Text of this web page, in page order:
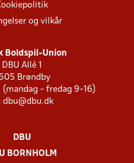
og vilkår
Boldspil-Union
DBU Allé 1
Brøndby
(mandag - fredag 9-16)
dbu@dbu.dk
DBU
BORNHOLM